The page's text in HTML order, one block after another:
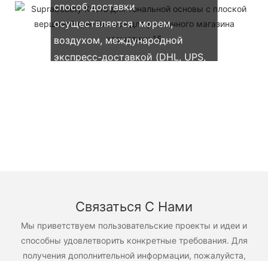
способ доставки
осуществляется морем,
воздухом, международной
экспресс-доставкой (DHL, UPS,
Связаться С Нами
Мы приветствуем пользовательские проекты и идеи и
способны удовлетворить конкретные требования. Для
получения дополнительной информации, пожалуйста,